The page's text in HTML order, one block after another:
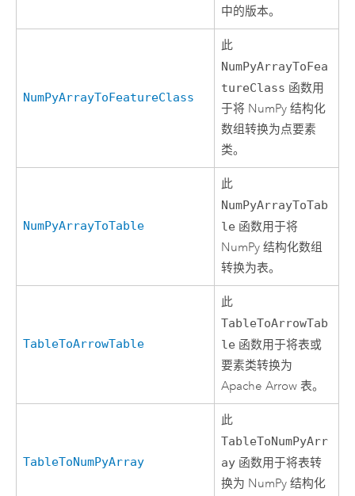
中的版本。
NumPyArrayToFeatureClass
此
NumPyArrayToFea
tureClass 函数用
于将 NumPy 结构化
数组转换为点要素
类。
NumPyArrayToTable
此
NumPyArrayToTab
le 函数用于将
NumPy 结构化数组
转换为表。
TableToArrowTable
此
TableToArrowTab
le 函数用于将表或
要素类转换为
Apache Arrow 表。
TableToNumPyArray
此
TableToNumPyArr
ay 函数用于将表转
换为 NumPy 结构化